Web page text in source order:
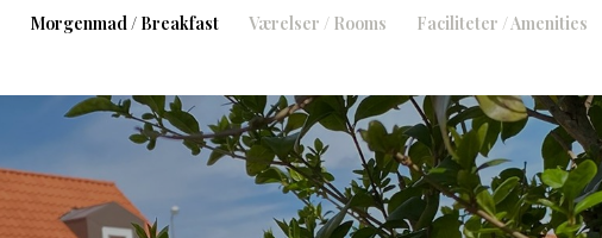
Morgenmad / Breakfast Værelser / Rooms Faciliteter / Amenities